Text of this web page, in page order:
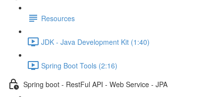
Resources
JDK - Java Development Kit (1:40)
Spring Boot Tools (2:16)
Spring boot - RestFul API - Web Service - JPA